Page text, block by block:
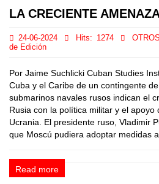
LA CRECIENTE
24-06-2024 Hits: 1274
de Edición
Por Jaime Suchlicki Cuban Studies
Cuba y el Caribe de un contingente
submarinos navales rusos indican el
Rusia con la política militar y el apoyo
Ucrania. El presidente ruso, Vladimir
que Moscú pudiera adoptar medidas
Read more